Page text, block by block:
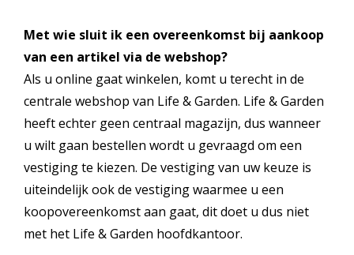
Met wie sluit ik een overeenkomst bij aankoop
van een artikel via de webshop?
Als u online gaat winkelen, komt u terecht in de
centrale webshop van Life & Garden. Life & Garden
heeft echter geen centraal magazijn, dus wanneer
u wilt gaan bestellen wordt u gevraagd om een
vestiging te kiezen. De vestiging van uw keuze is
uiteindelijk ook de vestiging waarmee u een
koopovereenkomst aan gaat, dit doet u dus niet
met het Life & Garden hoofdkantoor.